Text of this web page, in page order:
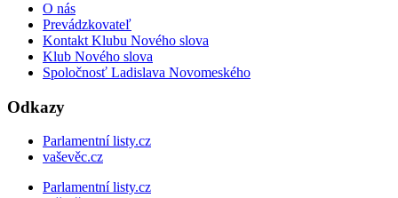
O nás
Prevádzkovateľ
Kontakt Klubu Nového slova
Klub Nového slova
Spoločnosť Ladislava Novomeského
Odkazy
Parlamentní listy.cz
vaševěc.cz
Parlamentní listy.cz